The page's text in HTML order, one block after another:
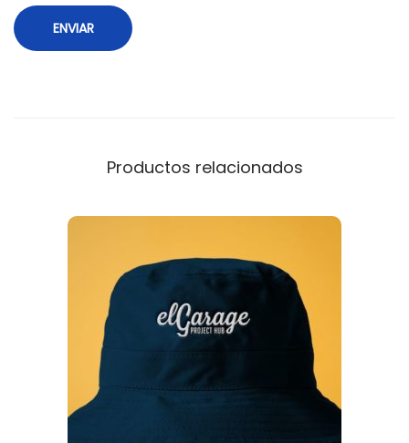
Productos relacionados